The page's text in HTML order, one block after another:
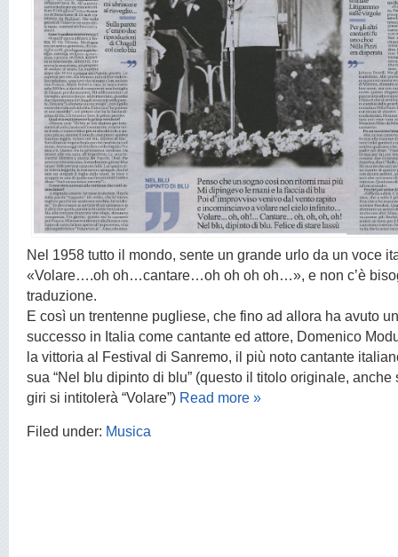
Nel 1958 tutto il mondo, sente un grande urlo da un voce
«Volare….oh oh…cantare…oh oh oh oh…», e non c’è
traduzione.
E così un trentenne pugliese, che fino ad allora ha avuto
successo in Italia come cantante ed attore, Domenico
la vittoria al Festival di Sanremo, il più noto cantante
sua “Nel blu dipinto di blu” (questo il titolo originale,
giri si intitolerà “Volare”) Read more »
Filed under: Musica